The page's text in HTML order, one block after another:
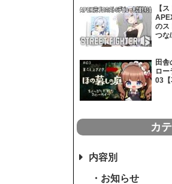
【
のス
つな
田舎
ロ
03
カ
内容別
お知らせ